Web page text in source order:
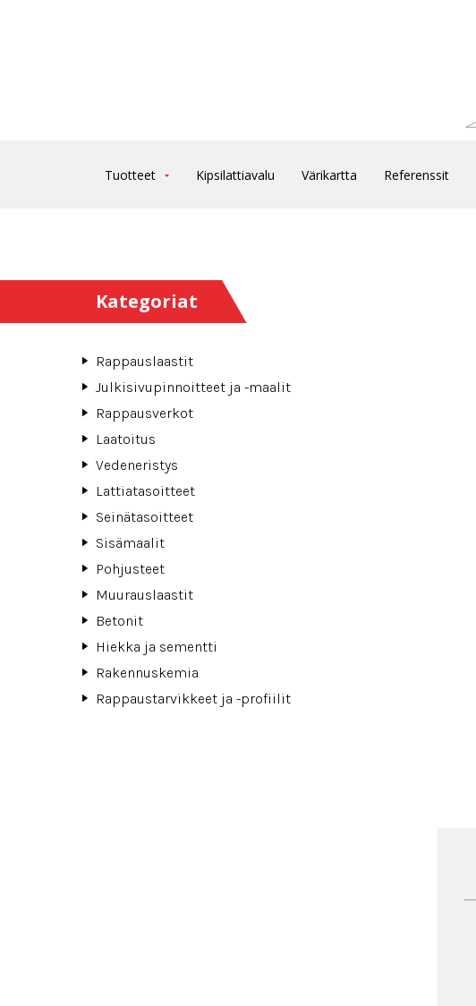
Tuotteet Kipsilattiavalu Värikartta Referenssit
Kategoriat
Rappauslaastit
Julkisivupinnoitteet ja -maalit
Rappausverkot
Laatoitus
Vedeneristys
Lattiatasoitteet
Seinätasoitteet
Sisämaalit
Pohjusteet
Muurauslaastit
Betonit
Hiekka ja sementti
Rakennuskemia
Rappaustarvikkeet ja -profiilit